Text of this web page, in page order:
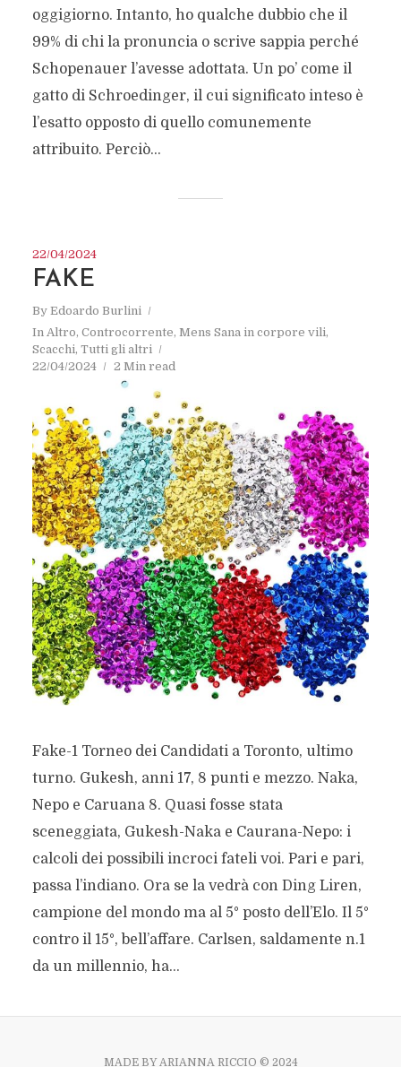
oggigiorno. Intanto, ho qualche dubbio che il
99% di chi la pronuncia o scrive sappia perché
Schopenauer l’avesse adottata. Un po’ come il
gatto di Schroedinger, il cui significato inteso è
l’esatto opposto di quello comunemente
attribuito. Perciò...
22/04/2024
FAKE
By Edoardo Burlini
In Altro, Controcorrente, Mens Sana in corpore vili,
Scacchi, Tutti gli altri
22/04/2024
2 Min read
Fake-1 Torneo dei Candidati a Toronto, ultimo
turno. Gukesh, anni 17, 8 punti e mezzo. Naka,
Nepo e Caruana 8. Quasi fosse stata
sceneggiata, Gukesh-Naka e Caurana-Nepo: i
calcoli dei possibili incroci fateli voi. Pari e pari,
passa l’indiano. Ora se la vedrà con Ding Liren,
campione del mondo ma al 5° posto dell’Elo. Il 5°
contro il 15°, bell’affare. Carlsen, saldamente n.1
da un millennio, ha...
MADE BY ARIANNA RICCIO © 2024